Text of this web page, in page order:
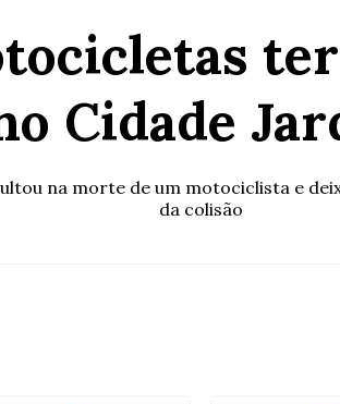
Cidade
na morte de um motociclista e
da colisão